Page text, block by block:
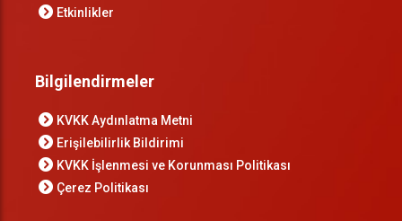
Etkinlikler
Bilgilendirmeler
KVKK Aydınlatma Metni
Erişilebilirlik Bildirimi
KVKK İşlenmesi ve Korunması Politikası
Çerez Politikası